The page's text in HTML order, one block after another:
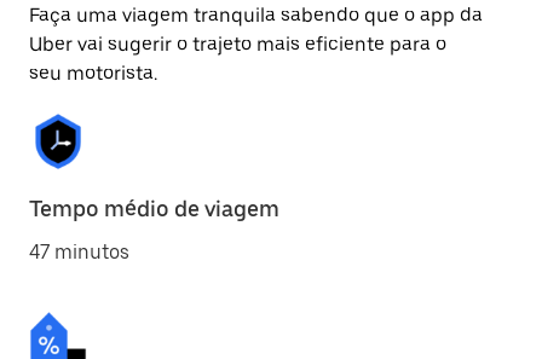
Faça uma viagem tranquila sabendo que o app da
Uber vai sugerir o trajeto mais eficiente para o
seu motorista.
Tempo médio de viagem
47 minutos